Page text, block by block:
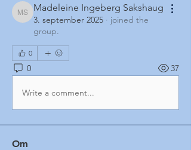
Madeleine Ingeberg Sakshaug
Madeleine Ingeberg Sakshaug
3. september 2025 · joined the
group.
0
0 37
Write a comment...
Om